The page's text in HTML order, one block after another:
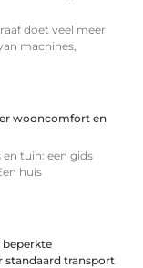
doet veel meer
machines,
wooncomfort en
tuin: een gids
huis
beperkte
standaard transport